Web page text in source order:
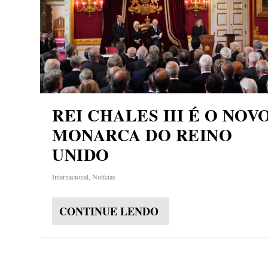
REI CHALES III É O
MONARCA DO REINO
UNIDO
Internacional ,Notícias
CONTINUE LENDO